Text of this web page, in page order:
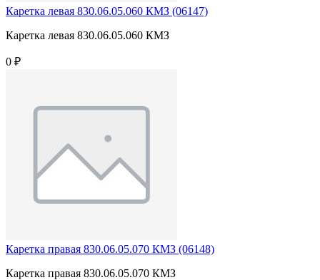
Каретка левая 830.06.05.060 КМЗ (06147)
Каретка левая 830.06.05.060 КМЗ
0 ₽
Каретка правая 830.06.05.070 КМЗ (06148)
Каретка правая 830.06.05.070 КМЗ